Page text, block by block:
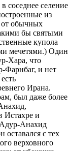
соседнее селение
из
от обычных
бы святыми
купола
мечетями.) Один
Хара, что
Фарнбаг, и нет
Ирана.
был даже более
Истахре и
Анахид
оставался с тех
верховного